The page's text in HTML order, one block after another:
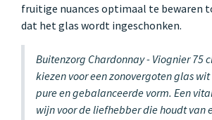
fruitige nuances optimaal te bewaren
dat het glas wordt ingeschonken.
Buitenzorg Chardonnay - Viognier 75
kiezen voor een zonovergoten glas
pure en gebalanceerde vorm. Een
wijn voor de liefhebber die houdt van